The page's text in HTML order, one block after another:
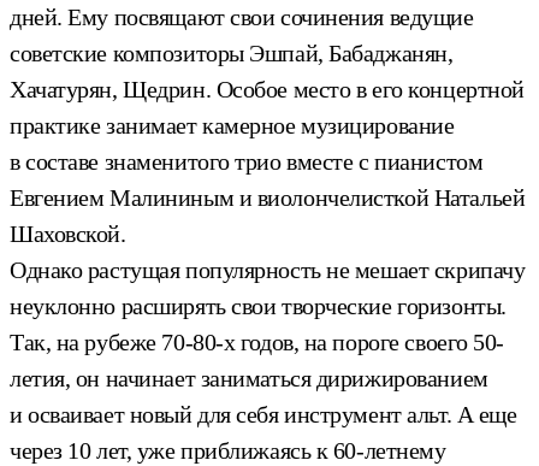
дней. Ему посвящают свои сочинения ведущие
советские композиторы Эшпай, Бабаджанян,
Хачатурян, Щедрин. Особое место в его концертной
практике занимает камерное музицирование
в составе знаменитого трио вместе с пианистом
Евгением Малининым и виолончелисткой Натальей
Шаховской.
Однако растущая популярность не мешает скрипачу
неуклонно расширять свои творческие горизонты.
Так, на рубеже 70-80-х годов, на пороге своего 50-
летия, он начинает заниматься дирижированием
и осваивает новый для себя инструмент альт. А еще
через 10 лет, уже приближаясь к 60-летнему